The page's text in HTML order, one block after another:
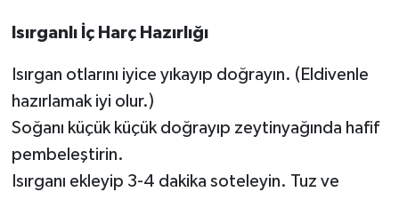
Isırganlı İç Harç Hazırlığı
Isırgan otlarını iyice yıkayıp doğrayın. (Eldivenle
hazırlamak iyi olur.)
Soğanı küçük küçük doğrayıp zeytinyağında hafif
pembeleştirin.
Isırganı ekleyip 3-4 dakika soteleyin. Tuz ve